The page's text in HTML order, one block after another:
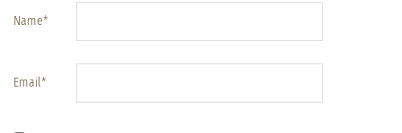
Name*
Email*